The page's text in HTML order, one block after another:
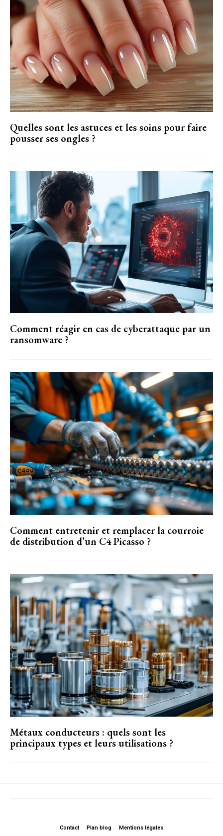
Quelles sont les astuces et les soins pour faire
pousser ses ongles ?
Comment réagir en cas de cyberattaque par un
ransomware ?
Comment entretenir et remplacer la courroie
de distribution d’un C4 Picasso ?
Métaux conducteurs : quels sont les
principaux types et leurs utilisations ?
Contact Plan blog Mentions légales